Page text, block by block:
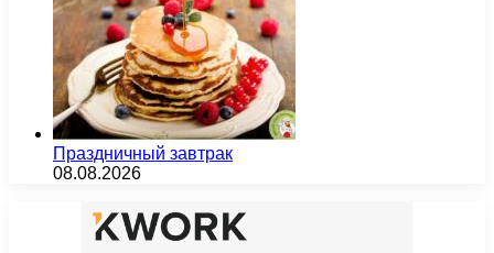
Праздничный завтрак
08.08.2026